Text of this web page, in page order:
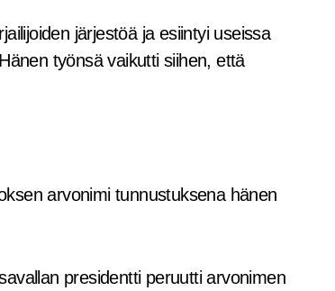
järjestöä ja esiintyi useissa
työnsä vaikutti siihen, että
arvonimi tunnustuksena hänen
presidentti peruutti arvonimen